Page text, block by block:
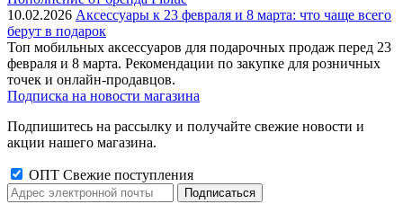
10.02.2026 Аксессуары к 23 февраля и 8 марта: что чаще всего
берут в подарок
Топ мобильных аксессуаров для подарочных продаж перед 23
февраля и 8 марта. Рекомендации по закупке для розничных
точек и онлайн-продавцов.
Подписка на новости магазина
Подпишитесь на рассылку и получайте свежие новости и
акции нашего магазина.
ОПТ Свежие поступления